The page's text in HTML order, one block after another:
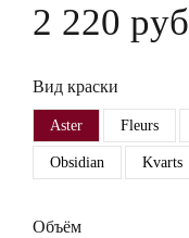
2 220 руб
Вид краски
Aster Fleurs
Obsidian Kvarts
Объём